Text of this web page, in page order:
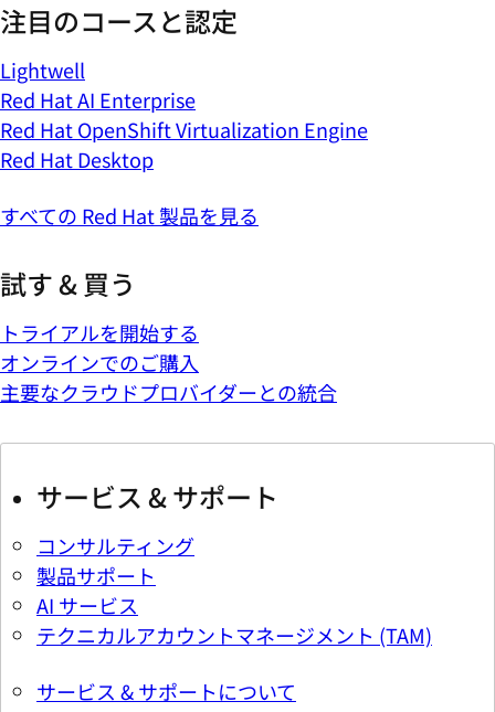
注目のコースと認定
Lightwell
Red Hat AI Enterprise
Red Hat OpenShift Virtualization Engine
Red Hat Desktop
すべての Red Hat 製品を見る
試す & 買う
トライアルを開始する
オンラインでのご購入
主要なクラウドプロバイダーとの統合
サービス & サポート
コンサルティング
製品サポート
AI サービス
テクニカルアカウントマネージメント (TAM)
サービス & サポートについて